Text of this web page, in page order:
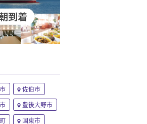
佐伯市
豊後大野市
国東市